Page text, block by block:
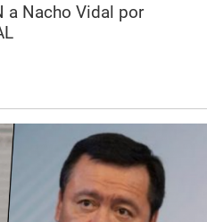
a Nacho Vidal por